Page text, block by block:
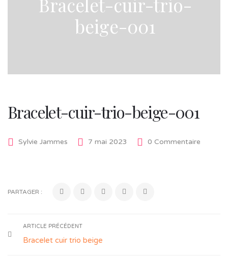
Bracelet-cuir-trio-
beige-001
Bracelet-cuir-trio-beige-001
Sylvie Jammes 7 mai 2023 0 Commentaire
PARTAGER :
ARTICLE PRÉCÉDENT
Bracelet cuir trio beige